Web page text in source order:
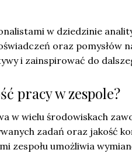
w dziedzinie
oraz pomysłów
i zainspirować do
pracy w zespole?
w wielu środowiskach
zadań oraz jakość
zespołu umożliwia